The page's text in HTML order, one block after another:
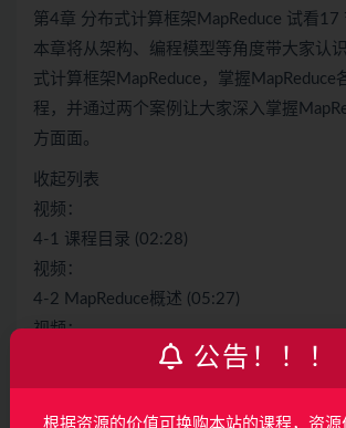
第4章 分布式计算框架MapReduce 试看17
本章将从架构、编程模型等角度带大家认
式计算框架MapReduce，掌握MapReduce
程，并通过两个案例让大家深入掌握
方面面。
收起列表
视频：
4-1 课程目录 (02:28)
视频：
4-2 MapReduce概述 (05:27)
视频：
4-3 MapReduce编程模型详解 (09:52)
视频：
4-4 MapReduce编程模型核心概念详解
公告！！！
根据资源的价值可换购本站的课程，资源